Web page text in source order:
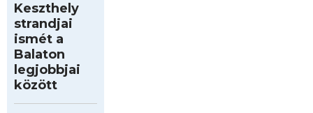
Keszthely
strandjai
ismét a
Balaton
legjobbjai
között